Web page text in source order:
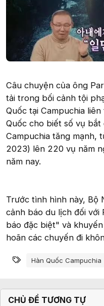
Câu chuyện của ông
tải trong bối cảnh tội
Quốc tại Campuchia
Quốc cho biết số vụ
Campuchia tăng mạnh,
2023) lên 220 vụ năm
năm nay.
Trước tình hình này, Bộ
cảnh báo du lịch đối với
báo đặc biệt" và
hoãn các chuyến đi
Từ khóa
Hàn Quốc Campuchia
CHỦ ĐỀ TƯƠNG TỰ